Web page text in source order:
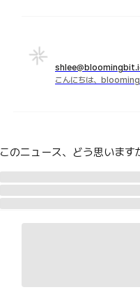
こんにちは、
このニュース、どう思います